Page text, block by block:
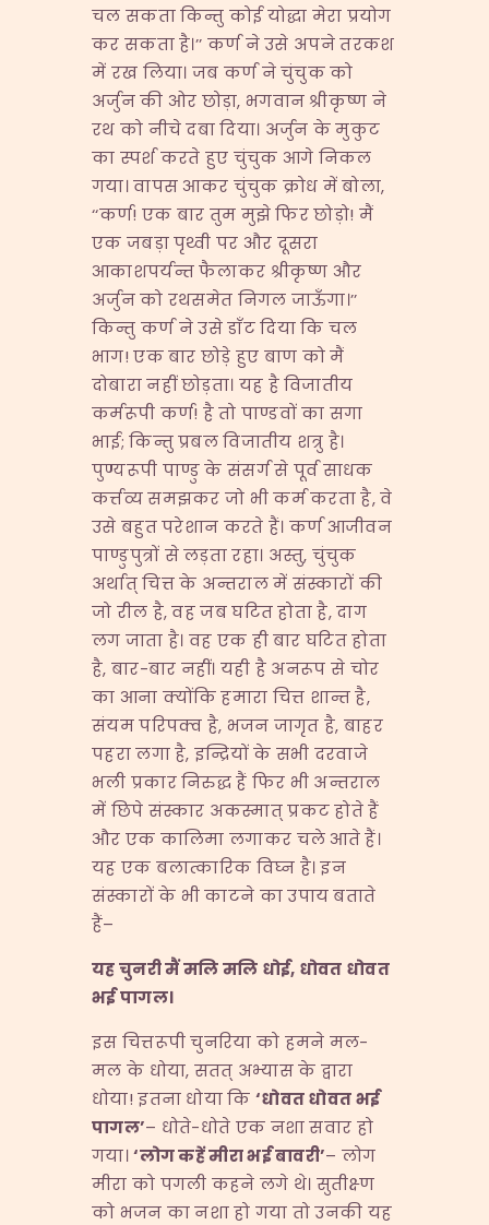
चल सकता किन्तु कोई योद्धा मेरा प्रयोग
कर सकता है।’’ कर्ण ने उसे अपने तरकश
में रख लिया। जब कर्ण ने चुंचुक को
अर्जुन की ओर छोड़ा, भगवान श्रीकृष्ण ने
रथ को नीचे दबा दिया। अर्जुन के मुकुट
का स्पर्श करते हुए चुंचुक आगे निकल
गया। वापस आकर चुंचुक क्रोध में बोला,
‘‘कर्ण! एक बार तुम मुझे फिर छोड़ो! मैं
एक जबड़ा पृथ्वी पर और दूसरा
आकाशपर्यन्त फैलाकर श्रीकृष्ण और
अर्जुन को रथसमेत निगल जाऊँगा।’’
किन्तु कर्ण ने उसे डाँट दिया कि चल
भाग! एक बार छोड़े हुए बाण को मैं
दोबारा नहीं छोड़ता। यह है विजातीय
कर्मरूपी कर्ण! है तो पाण्डवों का सगा
भाई; किन्तु प्रबल विजातीय शत्रु है।
पुण्यरूपी पाण्डु के संसर्ग से पूर्व साधक
कर्त्तव्य समझकर जो भी कर्म करता है, वे
उसे बहुत परेशान करते हैं। कर्ण आजीवन
पाण्डुपुत्रों से लड़ता रहा। अस्तु, चुंचुक
अर्थात् चित्त के अन्तराल में संस्कारों की
जो रील है, वह जब घटित होता है, दाग
लग जाता है। वह एक ही बार घटित होता
है, बार-बार नहीं। यही है अनरूप से चोर
का आना क्योंकि हमारा चित्त शान्त है,
संयम परिपक्व है, भजन जागृत है, बाहर
पहरा लगा है, इन्द्रियों के सभी दरवाजे
भली प्रकार निरुद्ध हैं फिर भी अन्तराल
में छिपे संस्कार अकस्मात् प्रकट होते हैं
और एक कालिमा लगाकर चले आते हैं।
यह एक बलात्कारिक विघ्न है। इन
संस्कारों के भी काटने का उपाय बताते
हैं–
यह चुनरी मैं मलि मलि धोई, धोवत धोवत
भई पागल।
इस चित्तरूपी चुनरिया को हमने मल-
मल के धोया, सतत् अभ्यास के द्वारा
धोया! इतना धोया कि ‘धोवत धोवत भई
पागल’– धोते-धोते एक नशा सवार हो
गया।‘लोग कहें मीरा भई बावरी’– लोग
मीरा को पगली कहने लगे थे। सुतीक्ष्ण
को भजन का नशा हो गया तो उनकी यह